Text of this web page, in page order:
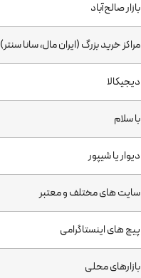
بازار صالح‌آباد
مراکز خرید بزرگ (ایران مال، سانا سنتر)
دیجیکالا
با سلام
دیوار یا شیپور
سایت های مختلف و معتبر
پیج های اینستاگرامی
بازارهای محلی